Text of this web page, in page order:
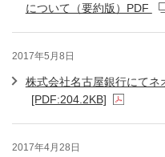
について（要約版）PDF
2017年5月8日
株式会社名古屋銀行にて
[PDF:204.2KB]
2017年4月28日